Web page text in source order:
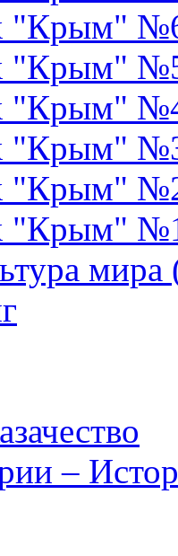
"Крым"
"Крым"
"Крым"
"Крым"
"Крым"
"Крым"
–